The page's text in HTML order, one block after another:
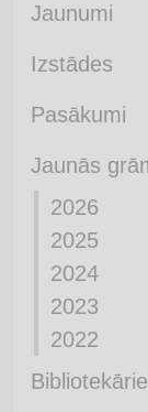
Jaunumi
Izstādes
Pasākumi
Jaunās
2026
2025
2024
2023
2022